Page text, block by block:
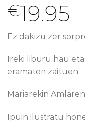
€19.95
Ez dakizu zer
Ireki liburu hau
eramaten zaituen.
Mariarekin
Ipuin ilustratu